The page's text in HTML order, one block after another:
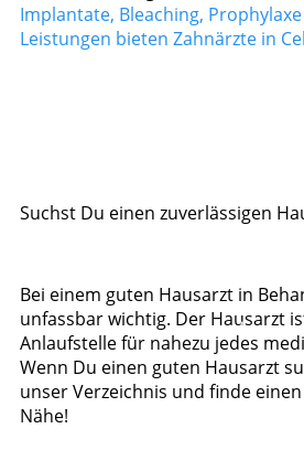
Implantate, Bleaching,
Leistungen bieten Zahnärzte in
Suchst Du einen zuverlässigen
Bei einem guten Hausarzt in
unfassbar wichtig. Der Hausarzt
Anlaufstelle für nahezu jedes
Wenn Du einen guten Hausarzt
unser Verzeichnis und finde
Nähe!